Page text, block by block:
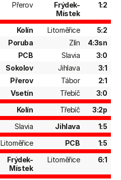
Přerov
Frýdek-
Místek
1:2
Kolín Litoměřice
5:2
Poruba Zlín
4:3sn
PCB Slavia
3:0
Sokolov Jihlava
3:1
Přerov Tábor
2:1
Vsetín Třebíč
3:0
Kolín Třebíč
3:2p
Slavia Jihlava
1:5
Litoměřice PCB
1:5
Frýdek-
Místek
Litoměřice 6:1